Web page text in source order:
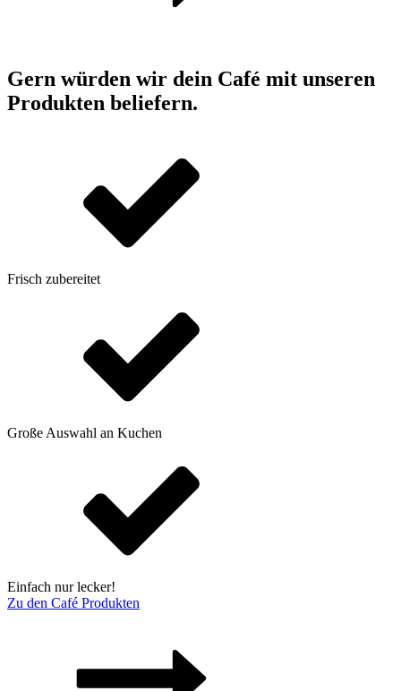
Gern würden wir dein Café mit unseren
Produkten beliefern.
Frisch zubereitet
Große Auswahl an Kuchen
Einfach nur lecker!
Zu den Café Produkten